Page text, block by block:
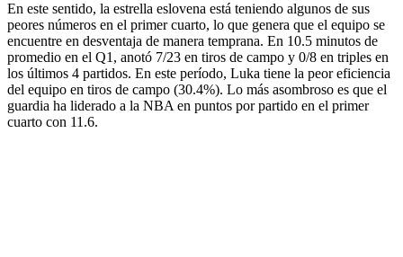
En este sentido, la estrella eslovena está teniendo algunos de sus
peores números en el primer cuarto, lo que genera que el equipo se
encuentre en desventaja de manera temprana. En 10.5 minutos de
promedio en el Q1, anotó 7/23 en tiros de campo y 0/8 en triples en
los últimos 4 partidos. En este período, Luka tiene la peor eficiencia
del equipo en tiros de campo (30.4%). Lo más asombroso es que el
guardia ha liderado a la NBA en puntos por partido en el primer
cuarto con 11.6.